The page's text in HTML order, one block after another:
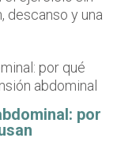
descanso y una
por